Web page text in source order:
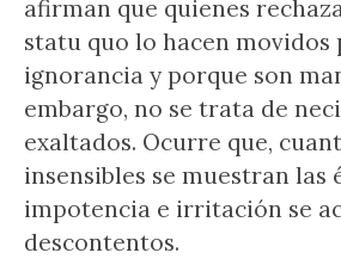
afirman que quienes
statu quo lo hacen movidos
ignorancia y porque son
embargo, no se trata de
exaltados. Ocurre que,
insensibles se muestran las
impotencia e irritación se
descontentos.